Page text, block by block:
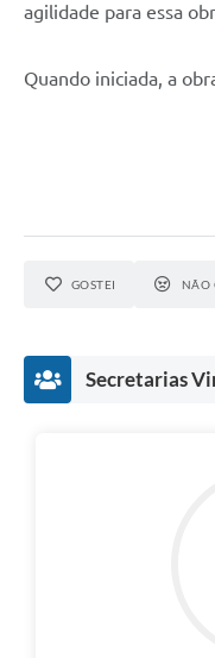
agilidade para essa
Quando iniciada, a
GOSTEI NÃO
Secretarias